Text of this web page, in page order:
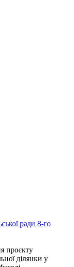
ради 8-го
проєкту
ділянки у